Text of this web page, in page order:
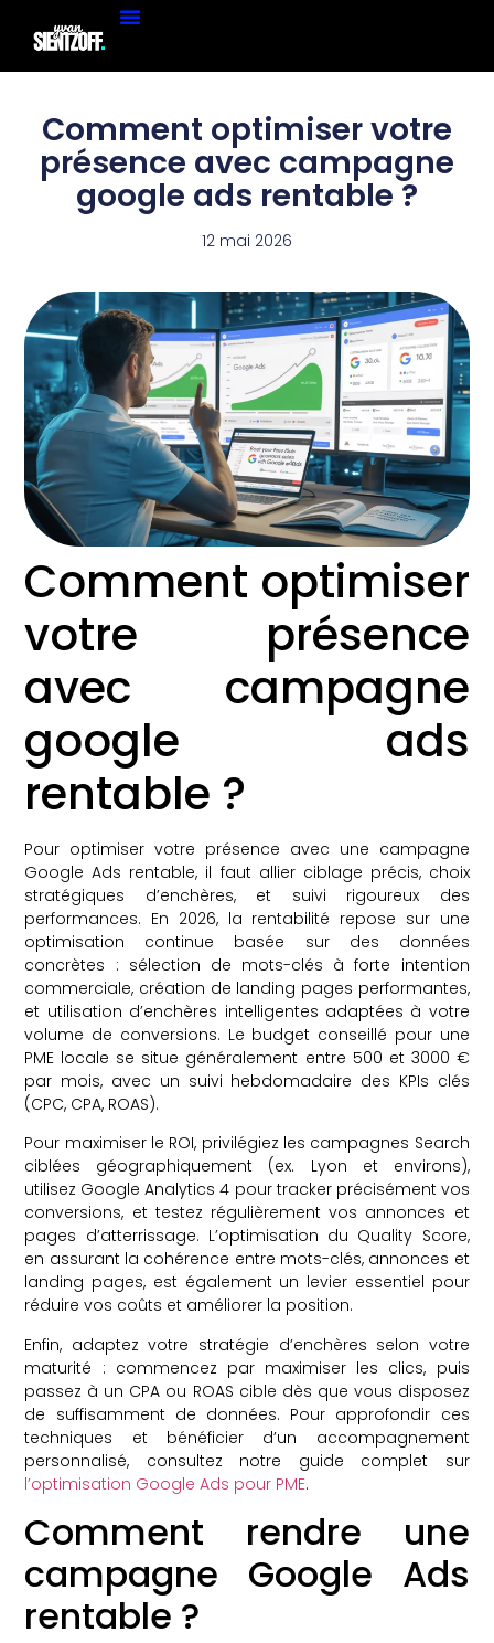
Comment optimiser votre
présence avec campagne
google ads rentable ?
12 mai 2026
Comment optimiser
votre présence
avec campagne
google ads
rentable ?
Pour optimiser votre présence avec une campagne
Google Ads rentable, il faut allier ciblage précis, choix
stratégiques d’enchères, et suivi rigoureux des
performances. En 2026, la rentabilité repose sur une
optimisation continue basée sur des données
concrètes : sélection de mots-clés à forte intention
commerciale, création de landing pages performantes,
et utilisation d’enchères intelligentes adaptées à votre
volume de conversions. Le budget conseillé pour une
PME locale se situe généralement entre 500 et 3000 €
par mois, avec un suivi hebdomadaire des KPIs clés
(CPC, CPA, ROAS).
Pour maximiser le ROI, privilégiez les campagnes Search
ciblées géographiquement (ex. Lyon et environs),
utilisez Google Analytics 4 pour tracker précisément vos
conversions, et testez régulièrement vos annonces et
pages d’atterrissage. L’optimisation du Quality Score,
en assurant la cohérence entre mots-clés, annonces et
landing pages, est également un levier essentiel pour
réduire vos coûts et améliorer la position.
Enfin, adaptez votre stratégie d’enchères selon votre
maturité : commencez par maximiser les clics, puis
passez à un CPA ou ROAS cible dès que vous disposez
de suffisamment de données. Pour approfondir ces
techniques et bénéficier d’un accompagnement
personnalisé, consultez notre guide complet sur
l’optimisation Google Ads pour PME.
Comment rendre une
campagne Google Ads
rentable ?